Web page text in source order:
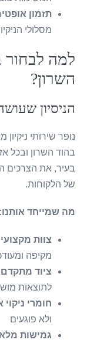
תזמון
מסלולי הניקיון
למה לבחור
השרון?
הניסיון
נופר שירותי
בהוד השרון ובכל
בעיר, את הצרכים
של הלקוחות.
מה שמייחד אותנו:
צוות מקצועי
מקיפה
ציוד מתקדם
לתוצאות
חומרי ניקוי
ולא פוגעים
גמישות